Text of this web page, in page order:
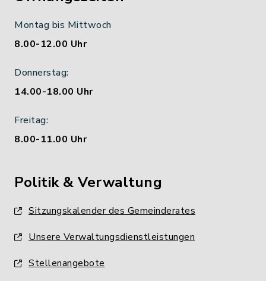
Montag bis Mittwoch
8.00-12.00 Uhr
Donnerstag:
14.00-18.00 Uhr
Freitag:
8.00-11.00 Uhr
Politik & Verwaltung
Sitzungskalender des Gemeinderates
Unsere Verwaltungsdienstleistungen
Stellenangebote